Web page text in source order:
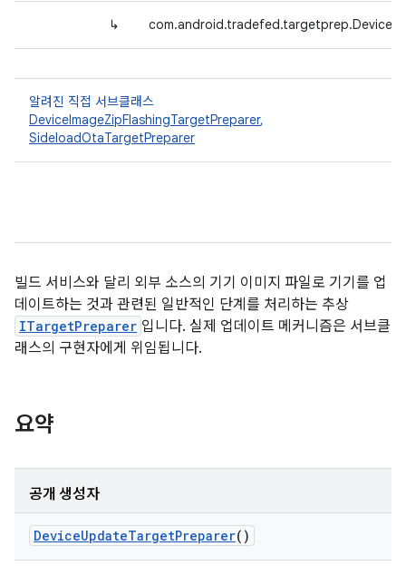
↳
알려진 직접 서브클래스
DeviceImageZipFlashingTargetPreparer,
SideloadOtaTargetPreparer
빌드 서비스와 달리 외부 소스의 기기 이미지 파일로 기기를 업
데이트하는 것과 관련된 일반적인 단계를 처리하는 추상
ITargetPreparer 입니다. 실제 업데이트 메커니즘은 서브클
래스의 구현자에게 위임됩니다.
요약
공개 생성자
DeviceUpdateTargetPreparer()